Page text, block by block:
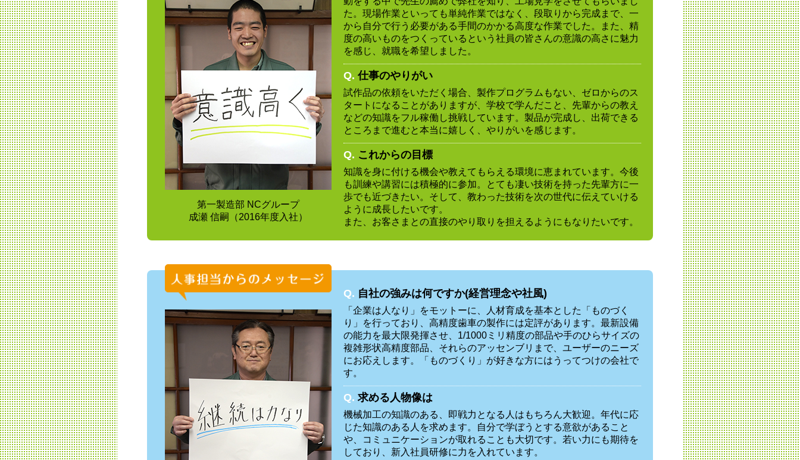
第一製造部 NCグループ
成瀬 信嗣（2016年度入社）
た。現場作業といっても単純作業ではなく、段取りから完成まで、一
から自分で行う必要がある手間のかかる高度な作業でした。また、精
度の高いものをつくっているという社員の皆さんの意識の高さに魅力
を感じ、就職を希望しました。
Q. 仕事のやりがい
試作品の依頼をいただく場合、製作プログラムもない、ゼロからのス
タートになることがありますが、学校で学んだこと、先輩からの教え
などの知識をフル稼働し挑戦しています。製品が完成し、出荷できる
ところまで進むと本当に嬉しく、やりがいを感じます。
Q. これからの目標
知識を身に付ける機会や教えてもらえる環境に恵まれています。今後
も訓練や講習には積極的に参加。とても凄い技術を持った先輩方に一
歩でも近づきたい。そして、教わった技術を次の世代に伝えていける
ように成長したいです。
また、お客さまとの直接のやり取りを担えるようにもなりたいです。
Q. 自社の強みは何ですか(経営理念や社風)
「企業は人なり」をモットーに、人材育成を基本とした「ものづく
り」を行っており、高精度歯車の製作には定評があります。最新設備
の能力を最大限発揮させ、1/1000ミリ精度の部品や手のひらサイズの
複雑形状高精度部品、それらのアッセンブリまで、ユーザーのニーズ
にお応えします。「ものづくり」が好きな方にはうってつけの会社で
す。
Q. 求める人物像は
機械加工の知識のある、即戦力となる人はもちろん大歓迎。年代に応
じた知識のある人を求めます。自分で学ぼうとする意欲があること
や、コミュニケーションが取れることも大切です。若い力にも期待を
しており、新入社員研修に力を入れています。